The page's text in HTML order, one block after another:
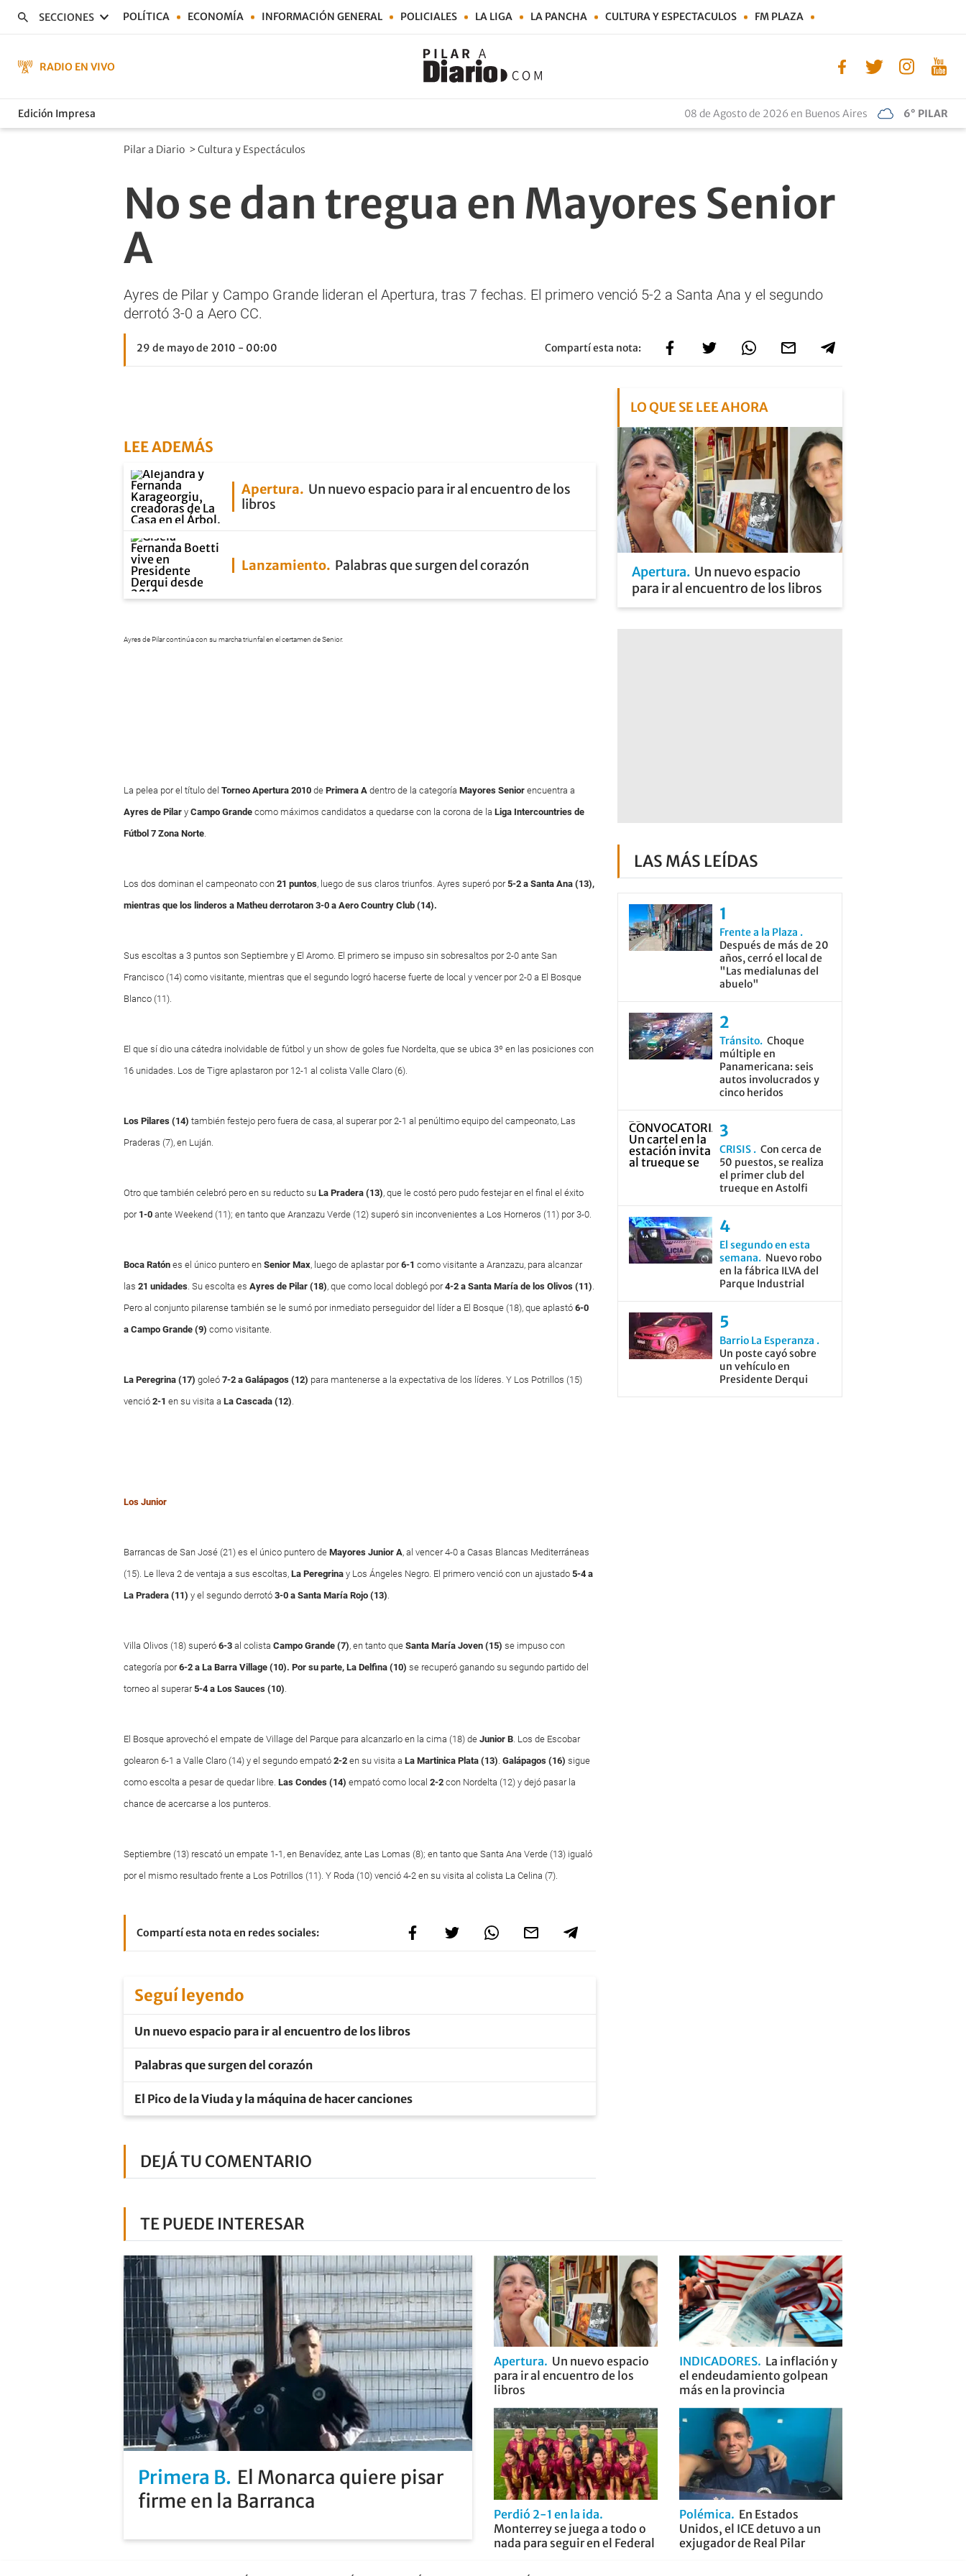
SECCIONES POLÍTICA ECONOMÍA INFORMACIÓN GENERAL POLICIALES LA LIGA LA PANCHA CULTURA Y ESPECTACULOS FM PLAZA
RADIO EN VIVO
Edición Impresa 08 de Agosto de 2026 en Buenos Aires 6° PILAR
Pilar a Diario >Cultura y Espectáculos
No se dan tregua en Mayores Senior
A
Ayres de Pilar y Campo Grande lideran el Apertura, tras 7 fechas. El primero venció 5-2 a Santa Ana y el segundo
derrotó 3-0 a Aero CC.
29 de mayo de 2010 - 00:00 Compartí esta nota:
LEE ADEMÁS
Apertura
Un nuevo espacio para ir al encuentro de los
libros
Lanzamiento Palabras que surgen del corazón
Ayres de Pilar continúa con su marcha triunfal en el certamen de Senior.
La pelea por el título del Torneo Apertura 2010 de Primera A dentro de la categoría Mayores Senior encuentra a
Ayres de Pilar y Campo Grande como máximos candidatos a quedarse con la corona de la Liga Intercountries de
Fútbol 7 Zona Norte.
Los dos dominan el campeonato con 21 puntos, luego de sus claros triunfos. Ayres superó por5-2 a Santa Ana (13),
mientras que los linderos a Matheu derrotaron 3-0 a Aero Country Club (14).
Sus escoltas a 3 puntos son Septiembre y El Aromo. El primero se impuso sin sobresaltos por 2-0 ante San
Francisco (14) como visitante, mientras que el segundo logró hacerse fuerte de local y vencer por 2-0 a El Bosque
Blanco (11).
El que sí dio una cátedra inolvidable de fútbol y un show de goles fue Nordelta, que se ubica 3º en las posiciones con
16 unidades. Los de Tigre aplastaron por 12-1 al colista Valle Claro (6).
Los Pilares (14) también festejo pero fuera de casa, al superar por 2-1 al penúltimo equipo del campeonato, Las
Praderas (7), en Luján.
Otro que también celebró pero en su reducto su La Pradera (13), que le costó pero pudo festejar en el final el éxito
por 1-0 ante Weekend (11); en tanto que Aranzazu Verde (12) superó sin inconvenientes a Los Horneros (11) por 3-0.
Boca Ratón es el único puntero en Senior Max, luego de aplastar por6-1 como visitante a Aranzazu, para alcanzar
las 21 unidades. Su escolta es Ayres de Pilar (18), que como local doblegó por4-2 a Santa María de los Olivos (11).
Pero al conjunto pilarense también se le sumó por inmediato perseguidor del líder a El Bosque (18), que aplastó 6-0
a Campo Grande (9) como visitante.
La Peregrina (17) goleó 7-2 a Galápagos (12) para mantenerse a la expectativa de los líderes. Y Los Potrillos (15)
venció 2-1 en su visita a La Cascada (12).
Los Junior
Barrancas de San José (21) es el único puntero de Mayores Junior A, al vencer 4-0 a Casas Blancas Mediterráneas
(15). Le lleva 2 de ventaja a sus escoltas, La Peregrina y Los Ángeles Negro. El primero venció con un ajustado 5-4 a
La Pradera (11) y el segundo derrotó 3-0 a Santa María Rojo (13).
Villa Olivos (18) superó 6-3 al colista Campo Grande (7), en tanto que Santa María Joven (15) se impuso con
categoría por6-2 a La Barra Village (10). Por su parte, La Delfina (10) se recuperó ganando su segundo partido del
torneo al superar5-4 a Los Sauces (10).
El Bosque aprovechó el empate de Village del Parque para alcanzarlo en la cima (18) de Junior B. Los de Escobar
golearon 6-1 a Valle Claro (14) y el segundo empató 2-2 en su visita a La Martinica Plata (13). Galápagos (16) sigue
como escolta a pesar de quedar libre. Las Condes (14) empató como local 2-2 con Nordelta (12) y dejó pasar la
chance de acercarse a los punteros.
Septiembre (13) rescató un empate 1-1, en Benavídez, ante Las Lomas (8); en tanto que Santa Ana Verde (13) igualó
por el mismo resultado frente a Los Potrillos (11). Y Roda (10) venció 4-2 en su visita al colista La Celina (7).
Compartí esta nota en redes sociales:
Seguí leyendo
Un nuevo espacio para ir al encuentro de los libros
Palabras que surgen del corazón
El Pico de la Viuda y la máquina de hacer canciones
DEJÁ TU COMENTARIO
LO QUE SE LEE AHORA
Apertura Un nuevo espacio
para ir al encuentro de los libros
LAS MÁS LEÍDAS
Frente a la Plaza
Después de más de 20
años, cerró el local de
"Las medialunas del
abuelo"
Tránsito Choque
múltiple en
Panamericana: seis
autos involucrados y
cinco heridos
CRISIS
Con cerca de
50 puestos, se realiza
el primer club del
trueque en Astolfi
El segundo en esta
semana
Nuevo robo
en la fábrica ILVA del
Parque Industrial
Barrio La Esperanza
Un poste cayó sobre
un vehículo en
Presidente Derqui
TE PUEDE INTERESAR
Primera B El Monarca quiere pisar
firme en la Barranca
Apertura
Un nuevo espacio
para ir al encuentro de los
libros
INDICADORES
La inflación y
el endeudamiento golpean
más en la provincia
Perdió 2-1 en la ida
Monterrey se juega a todo o
nada para seguir en el Federal
Polémica
En Estados
Unidos, el ICE detuvo a un
exjugador de Real Pilar